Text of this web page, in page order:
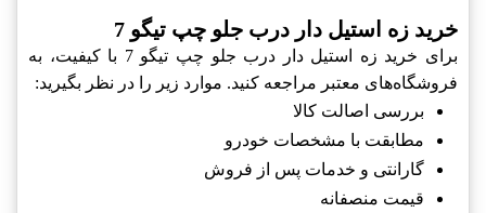
خرید زه استیل دار درب جلو چپ تیگو 7
برای خرید زه استیل دار درب جلو چپ تیگو 7 با کیفیت، به
فروشگاه‌های معتبر مراجعه کنید. موارد زیر را در نظر بگیرید:
بررسی اصالت کالا
مطابقت با مشخصات خودرو
گارانتی و خدمات پس از فروش
قیمت منصفانه